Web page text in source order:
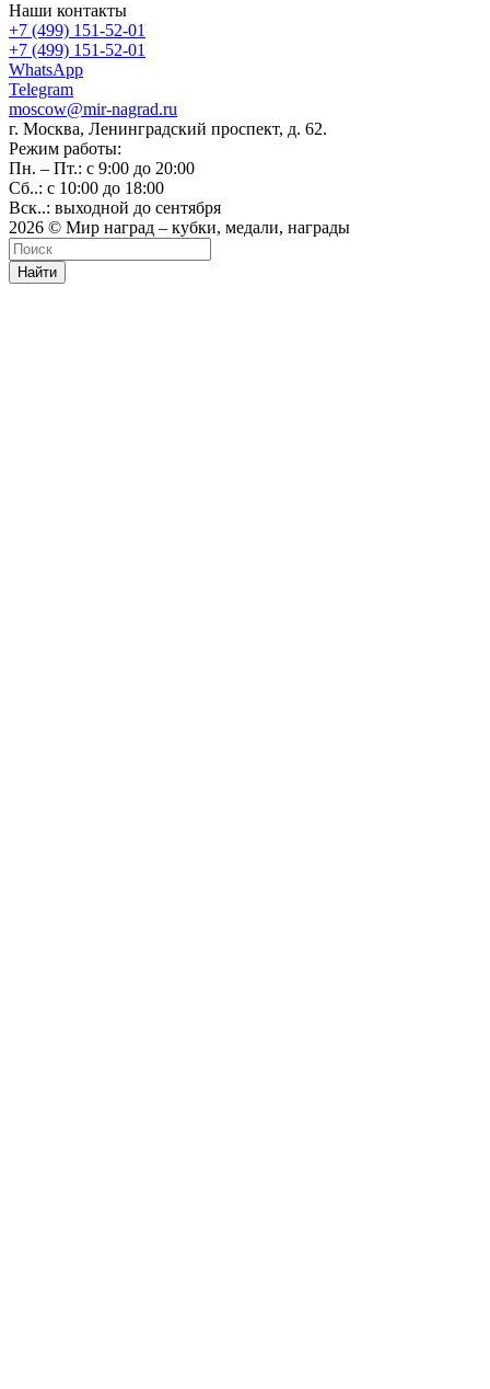
Наши контакты
+7 (499) 151-52-01
+7 (499) 151-52-01
WhatsApp
Telegram
moscow@mir-nagrad.ru
г. Москва, Ленинградский проспект, д. 62.
Режим работы:
Пн. – Пт.: с 9:00 до 20:00
Сб..: с 10:00 до 18:00
Вск..: выходной до сентября
2026 © Мир наград – кубки, медали, награды
Найти